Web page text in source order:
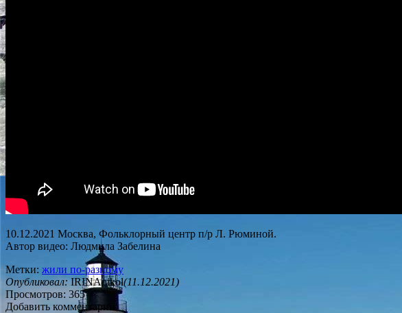
10.12.2021 Москва, Фольклорный центр п/р Л. Рюминой.
Автор видео: Людмила Забелина
Метки: жили по-разному
Опубликовал:IRINAnikol(11.12.2021)
Просмотров: 365
Добавить комментарий